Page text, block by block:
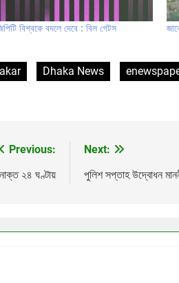
বিশ্বকে বদলে দেবে : বিল গেটস
Dhaka News
Previous:
২৪ ঘণ্টায়
Next:
পুলিশ সপ্তাহ উদ্বোধন